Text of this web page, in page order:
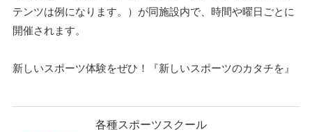
テンツは例になります。）が同施設内で、時間や曜日ごとに
開催されます。
新しいスポーツ体験をぜひ！『新しいスポーツのカタチを』
各種スポーツスクール